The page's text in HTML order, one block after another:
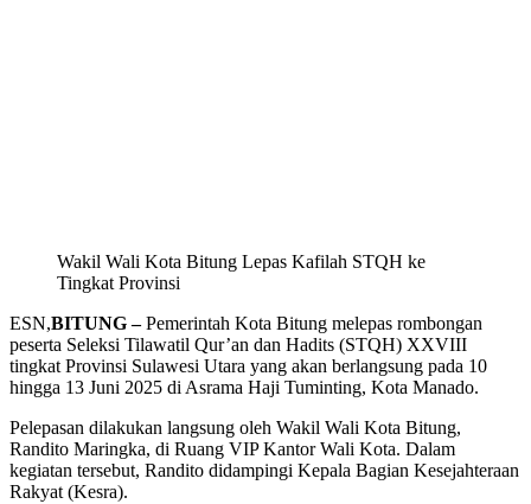
Wakil Wali Kota Bitung Lepas Kafilah STQH ke
Tingkat Provinsi
ESN,BITUNG –Pemerintah Kota Bitung melepas rombongan
peserta Seleksi Tilawatil Qur’an dan Hadits (STQH) XXVIII
tingkat Provinsi Sulawesi Utara yang akan berlangsung pada 10
hingga 13 Juni 2025 di Asrama Haji Tuminting, Kota Manado.
Pelepasan dilakukan langsung oleh Wakil Wali Kota Bitung,
Randito Maringka, di Ruang VIP Kantor Wali Kota. Dalam
kegiatan tersebut, Randito didampingi Kepala Bagian Kesejahteraan
Rakyat (Kesra).